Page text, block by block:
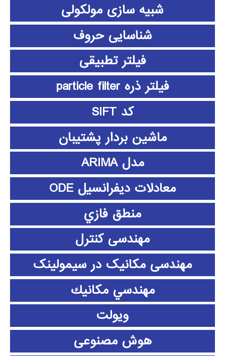
شبیه سازی مولکولی
شناسایی حروف
فیلتر تطبیقی
فیلتر ذره particle filter
کد SIFT
ماشین بردار پشتیبان
مدل ARIMA
معادلات دیفرانسیل ODE
منطق فازي
مهندسی کنترل
مهندسی مکانیک در سیمولینک
مهندسي مكانيك
ویولت
هوش مصنوعی